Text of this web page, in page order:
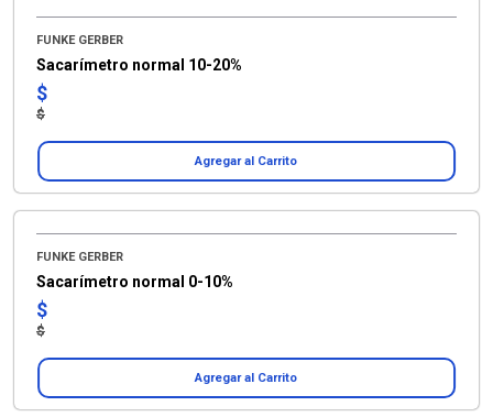
FUNKE GERBER
Sacarímetro normal 10-20%
$
$
Agregar al Carrito
FUNKE GERBER
Sacarímetro normal 0-10%
$
$
Agregar al Carrito